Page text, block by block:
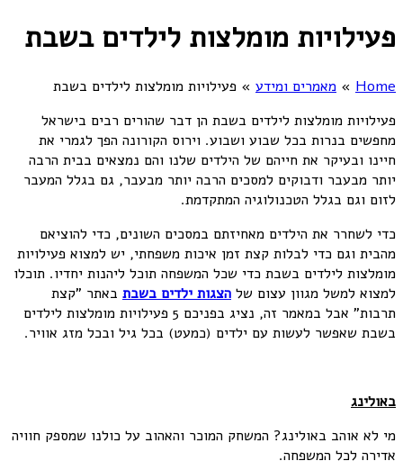
פעילויות מומלצות לילדים בשבת
Home
» מאמרים ומידע » פעילויות מומלצות לילדים בשבת
פעילויות מומלצות לילדים בשבת הן דבר שהורים רבים בישראל
מחפשים בנרות בכל שבוע ושבוע. וירוס הקורונה הפך לגמרי את
חיינו ובעיקר את חייהם של הילדים שלנו והם נמצאים בבית הרבה
יותר מבעבר ודבוקים למסכים הרבה יותר מבעבר, גם בגלל המעבר
לזום וגם בגלל הטכנולוגיה המתקדמת.
כדי לשחרר את הילדים מאחיזתם במסכים השונים, כדי להוציאם
מהבית וגם כדי לבלות קצת זמן איכות משפחתי, יש למצוא פעילויות
מומלצות לילדים בשבת כדי שכל המשפחה תוכל ליהנות יחדיו. תוכלו
למצוא למשל מגוון עצום של הצגות ילדים בשבת באתר "קצת
תרבות" אבל במאמר זה, נציג בפניכם 5 פעילויות מומלצות לילדים
בשבת שאפשר לעשות עם ילדים (כמעט) בכל גיל ובכל מזג אוויר.
באולינג
מי לא אוהב באולינג? המשחק המוכר והאהוב על כולנו שמספק חוויה
אדירה לכל המשפחה.